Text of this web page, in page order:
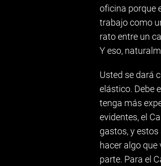
oficina porque
trabajo como
rato entre un
Y eso,
Usted se dará
elástico. Debe
tenga más
evidentes, el
gastos, y
hacer algo
parte. Para el